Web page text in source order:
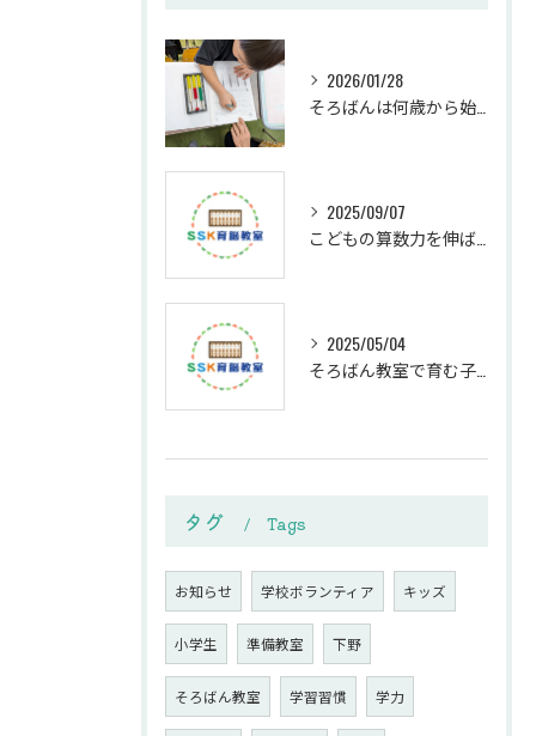
2026/01/28
2025/09/07
2025/05/04
タグ Tags
お知らせ 学校ボランティア キッズ
小学生 準備教室 下野
そろばん教室 学習習慣 学力